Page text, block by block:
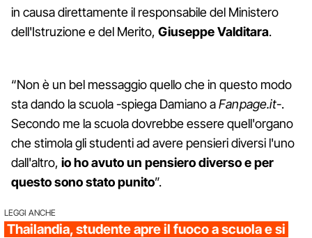
in causa direttamente il responsabile del Ministero
dell'Istruzione e del Merito, Giuseppe Valditara.
“Non è un bel messaggio quello che in questo modo
sta dando la scuola -spiega Damiano aFanpage.it-.
Secondo me la scuola dovrebbe essere quell'organo
che stimola gli studenti ad avere pensieri diversi l'uno
dall'altro, io ho avuto un pensiero diverso e per
questo sono stato punito”.
LEGGI ANCHE
Thailandia, studente apre il fuoco a scuola e si